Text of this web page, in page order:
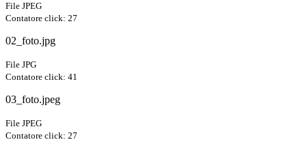
File JPEG
Contatore click: 27
02_foto.jpg
File JPG
Contatore click: 41
03_foto.jpeg
File JPEG
Contatore click: 27